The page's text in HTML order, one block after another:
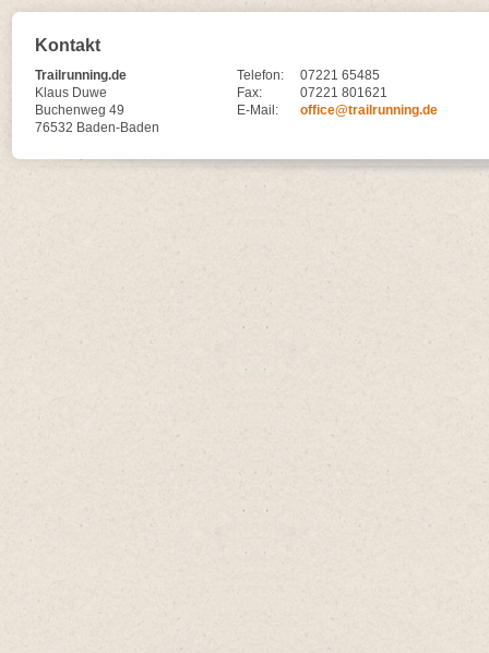
Kontakt
Trailrunning.de
Klaus Duwe
Buchenweg 49
76532 Baden-Baden
Telefon:
07221 65485
Fax:
07221 801621
E-Mail:
office@trailrunning.de